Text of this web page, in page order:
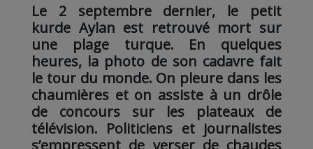
Le 2 septembre dernier, le petit
kurde Aylan est retrouvé mort sur
une plage turque. En quelques
heures, la photo de son cadavre fait
le tour du monde. On pleure dans les
chaumières et on assiste à un drôle
de concours sur les plateaux de
télévision. Politiciens et journalistes
s’empressent de verser de chaudes